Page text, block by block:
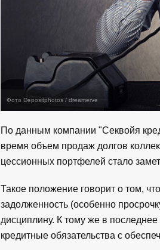
Фото Depositphotos / dreamerve
По данным компании "Секвойя
время объем продаж долгов
цессионных портфелей стало
Такое положение говорит о том,
задолженность (особенно
дисциплину. К тому же в
кредитные обязательства с